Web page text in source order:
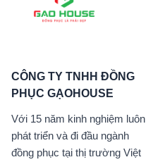
CÔNG TY TNHH ĐỒNG
PHỤC GẠOHOUSE
Với 15 năm kinh nghiệm luôn
phát triển và đi đầu ngành
đồng phục tại thị trường Việt